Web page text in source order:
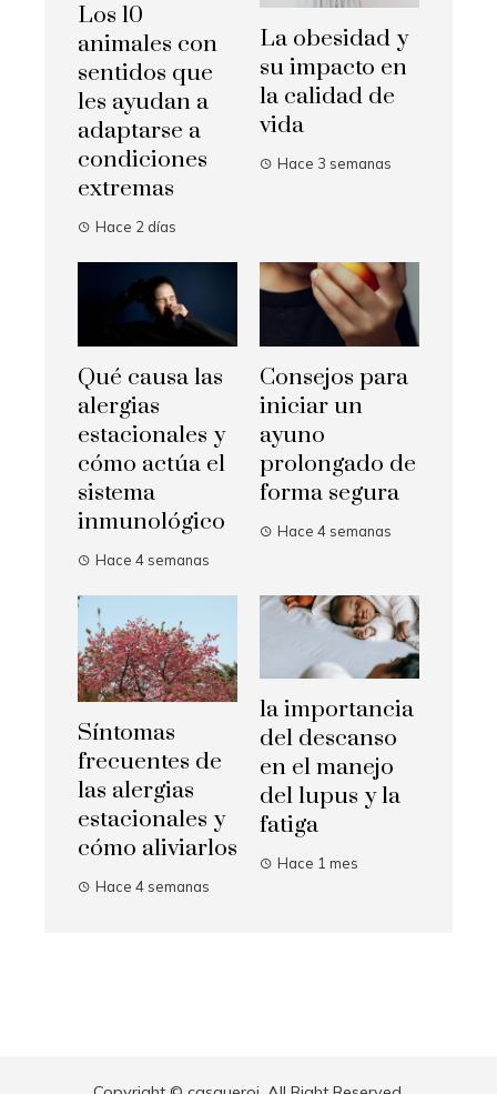
Los 10
animales con
sentidos que
les ayudan a
adaptarse a
condiciones
extremas
Hace 2 días
La obesidad y
su impacto en
la calidad de
vida
Hace 3 semanas
Qué causa las
alergias
estacionales y
cómo actúa el
sistema
inmunológico
Hace 4 semanas
Consejos para
iniciar un
ayuno
prolongado de
forma segura
Hace 4 semanas
Síntomas
frecuentes de
las alergias
estacionales y
cómo aliviarlos
Hace 4 semanas
la importancia
del descanso
en el manejo
del lupus y la
fatiga
Hace 1 mes